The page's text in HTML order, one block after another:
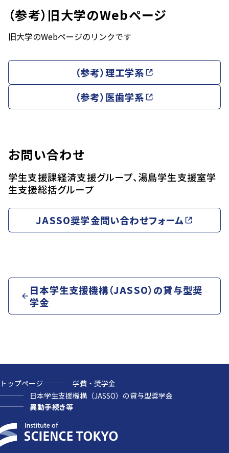
（参考）旧大学のWebページ
旧大学のWebページのリンクです
（参考）理工学系
（参考）医歯学系
お問い合わせ
学生支援課経済支援グループ、湯島学生支援室学
生支援総括グループ
JASSO奨学金問い合わせフォーム
日本学生支援機構（JASSO）の貸与型奨
学金
トップページ
学費・奨学金
日本学生支援機構（JASSO）の貸与型奨学金
異動手続き等